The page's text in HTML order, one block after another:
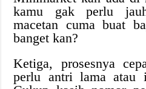
kamu gak perlu
macetan cuma buat
banget kan?
Ketiga, prosesnya
perlu antri lama atau